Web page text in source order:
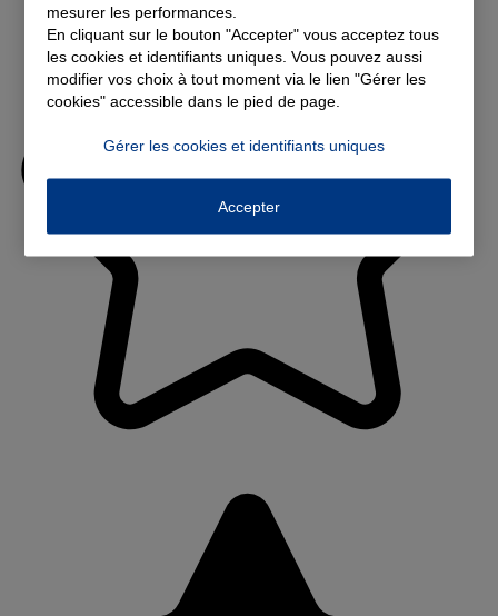
mesurer les performances.
En cliquant sur le bouton "Accepter" vous acceptez tous
les cookies et identifiants uniques. Vous pouvez aussi
modifier vos choix à tout moment via le lien "Gérer les
cookies" accessible dans le pied de page.
Gérer les cookies et identifiants uniques
Accepter